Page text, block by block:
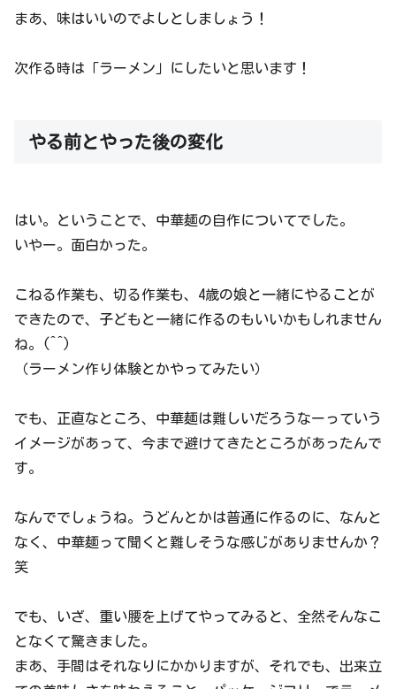
まあ、味はいいのでよしとしましょう！
次作る時は「ラーメン」にしたいと思います！
やる前とやった後の変化
はい。ということで、中華麺の自作についてでした。
いやー。面白かった。
こねる作業も、切る作業も、4歳の娘と一緒にやることが
できたので、子どもと一緒に作るのもいいかもしれません
ね。(^^)
（ラーメン作り体験とかやってみたい）
でも、正直なところ、中華麺は難しいだろうなーっていう
イメージがあって、今まで避けてきたところがあったんで
す。
なんででしょうね。うどんとかは普通に作るのに、なんと
なく、中華麺って聞くと難しそうな感じがありませんか？
笑
でも、いざ、重い腰を上げてやってみると、全然そんなこ
となくて驚きました。
まあ、手間はそれなりにかかりますが、それでも、出来立